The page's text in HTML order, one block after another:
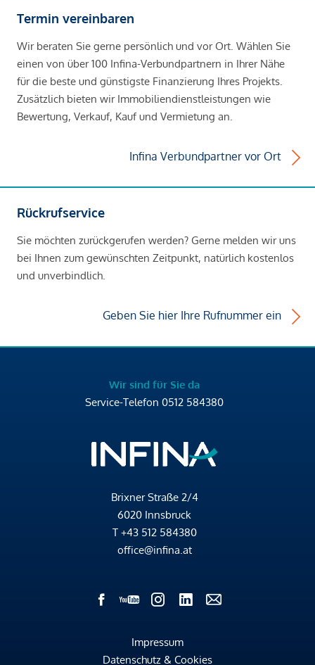
Termin vereinbaren
Wir beraten Sie gerne persönlich und vor Ort. Wählen Sie
einen von über 100 Infina-Verbundpartnern in Ihrer Nähe
für die beste und günstigste Finanzierung Ihres Projekts.
Zusätzlich bieten wir Immobiliendienstleistungen wie
Bewertung, Verkauf, Kauf und Vermietung an.
Infina Verbundpartner vor Ort
Rückrufservice
Sie möchten zurückgerufen werden? Gerne melden wir uns
bei Ihnen zum gewünschten Zeitpunkt, natürlich kostenlos
und unverbindlich.
Geben Sie hier Ihre Rufnummer ein
Wir sind für Sie da
Service-Telefon 0512 584380
Brixner Straße 2/4
6020 Innsbruck
T +43 512 584380
office@infina.at
Impressum
Datenschutz & Cookies